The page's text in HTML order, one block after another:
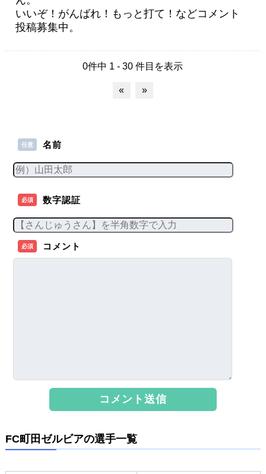
いいぞ！がんばれ！もっと打て！などコメント
投稿募集中。
0件中 1 - 30 件目を表示
« »
任意 名前
必須 数字認証
必須 コメント
FC町田ゼルビアの選手一覧